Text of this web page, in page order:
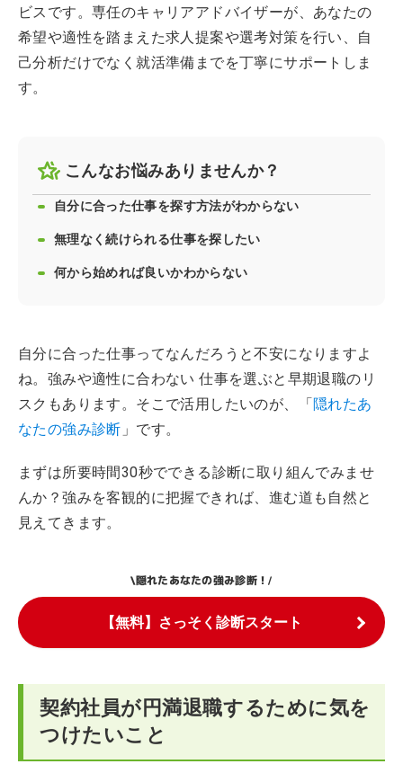
ビスです。専任のキャリアアドバイザーが、あなたの
希望や適性を踏まえた求人提案や選考対策を行い、自
己分析だけでなく就活準備までを丁寧にサポートしま
す。
こんなお悩みありませんか？
自分に合った仕事を探す方法がわからない
無理なく続けられる仕事を探したい
何から始めれば良いかわからない
自分に合った仕事ってなんだろうと不安になりますよ
ね。強みや適性に合わない 仕事を選ぶと早期退職のリ
スクもあります。そこで活用したいのが、「隠れたあ
なたの強み診断 」です。
まずは所要時間30秒でできる診断に取り組んでみませ
んか？強みを客観的に把握できれば、進む道も自然と
見えてきます。
\隠れたあなたの強み診断！/
【無料】さっそく診断スタート
契約社員が円満退職するために気を
つけたいこと